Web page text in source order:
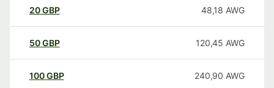
20GBP 48,18 AWG
50GBP 120,45 AWG
100GBP 240,90 AWG